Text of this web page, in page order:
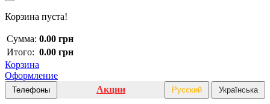
Корзина пуста!
Сумма: 0.00 грн
Итого: 0.00 грн
Корзина
Оформление
Телефоны Акции Русский Українська